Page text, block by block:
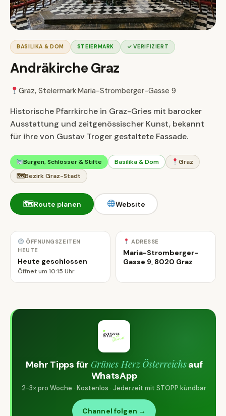
BASILIKA & DOM STEIERMARK ✓ VERIFIZIERT
Andräkirche Graz
Graz, Steiermark·Maria-Stromberger-Gasse 9
Historische Pfarrkirche in Graz-Gries mit barocker
Ausstattung und zeitgenössischer Kunst, bekannt
für ihre von Gustav Troger gestaltete Fassade.
Burgen, Schlösser & Stifte Basilika & Dom
Graz
🗺Bezirk Graz-Stadt
🗺Route planen Website
ÖFFNUNGSZEITEN
HEUTE
Heute geschlossen
Öffnet um 10:15 Uhr
ADRESSE
Maria-Stromberger-
Gasse 9, 8020 Graz
Mehr Tipps für Grünes Herz Österreichsauf
WhatsApp
2-3× pro Woche · Kostenlos · Jederzeit mit STOPP kündbar
Channel folgen →